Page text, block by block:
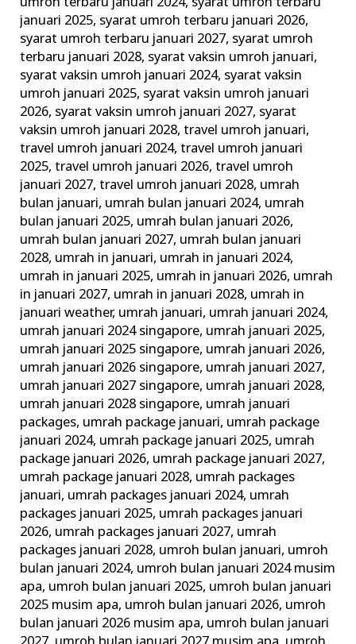
januari 2025, syarat umroh terbaru januari 2026,
syarat umroh terbaru januari 2027, syarat umroh
terbaru januari 2028, syarat vaksin umroh januari,
syarat vaksin umroh januari 2024, syarat vaksin
umroh januari 2025, syarat vaksin umroh januari
2026, syarat vaksin umroh januari 2027, syarat
vaksin umroh januari 2028,travel umroh januari,
travel umroh januari 2024,travel umroh januari
2025,travel umroh januari 2026,travel umroh
januari 2027,travel umroh januari 2028, umrah
bulan januari, umrah bulan januari 2024, umrah
bulan januari 2025, umrah bulan januari 2026,
umrah bulan januari 2027, umrah bulan januari
2028, umrah in januari, umrah in januari 2024,
umrah in januari 2025, umrah in januari 2026, umrah
in januari 2027, umrah in januari 2028, umrah in
januari weather, umrah januari, umrah januari 2024,
umrah januari 2024 singapore, umrah januari 2025,
umrah januari 2025 singapore, umrah januari 2026,
umrah januari 2026 singapore, umrah januari 2027,
umrah januari 2027 singapore, umrah januari 2028,
umrah januari 2028 singapore, umrah januari
packages, umrah package januari, umrah package
januari 2024, umrah package januari 2025, umrah
package januari 2026, umrah package januari 2027,
umrah package januari 2028, umrah packages
januari, umrah packages januari 2024, umrah
packages januari 2025, umrah packages januari
2026, umrah packages januari 2027, umrah
packages januari 2028, umroh bulan januari, umroh
bulan januari 2024, umroh bulan januari 2024 musim
apa, umroh bulan januari 2025, umroh bulan januari
2025 musim apa, umroh bulan januari 2026, umroh
bulan januari 2026 musim apa, umroh bulan januari